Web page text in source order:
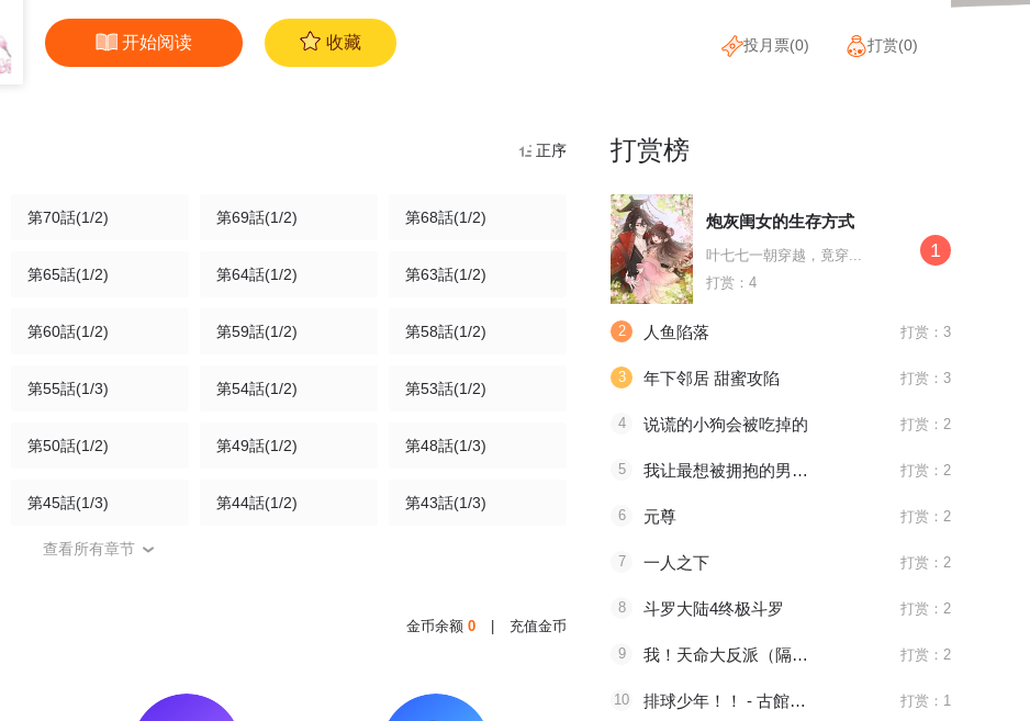
开始阅读 收藏 投月票(0) 打赏(0)
正序
第70話(1/2) 第69話(1/2) 第68話(1/2)
第65話(1/2) 第64話(1/2) 第63話(1/2)
第60話(1/2) 第59話(1/2) 第58話(1/2)
第55話(1/3) 第54話(1/2) 第53話(1/2)
第50話(1/2) 第49話(1/2) 第48話(1/3)
第45話(1/3) 第44話(1/2) 第43話(1/3)
第36話(1/2)
第29話
查看所有章节
金币余额 0 充值金币
打赏榜
炮灰闺女的生存方式
叶七七一朝穿越，竟穿...
打赏：4
1
2 人鱼陷落 打赏：3
3 年下邻居 甜蜜攻陷 打赏：3
4 说谎的小狗会被吃掉的 打赏：2
5 我让最想被拥抱的男人给威胁了 打赏：2
6 元尊 打赏：2
7 一人之下 打赏：2
8 斗罗大陆4终极斗罗 打赏：2
9 我！天命大反派（隔周双更） 打赏：2
10 排球少年！！ - 古館春一 打赏：1